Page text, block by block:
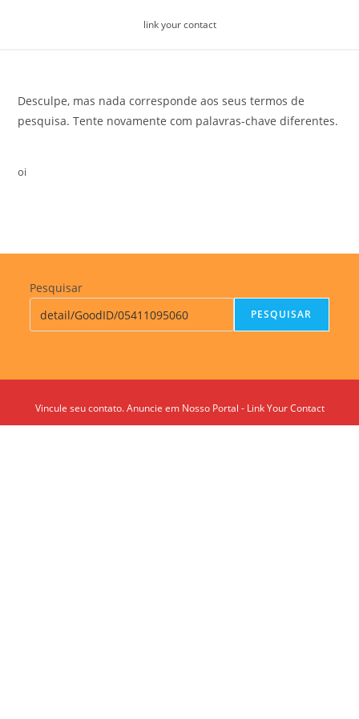
link your contact
Desculpe, mas nada corresponde aos seus termos de
pesquisa. Tente novamente com palavras-chave diferentes.
oi
Pesquisar
PESQUISAR
Vincule seu contato. Anuncie em Nosso Portal - Link Your Contact